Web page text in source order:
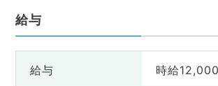
給与
給与 時給